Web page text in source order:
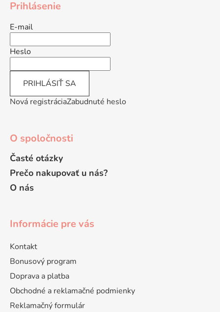
Prihlásenie
E-mail
Heslo
PRIHLÁSIŤ SA
Nová registráciaZabudnuté heslo
O spoločnosti
Časté otázky
Prečo nakupovať u nás?
O nás
Informácie pre vás
Kontakt
Bonusový program
Doprava a platba
Obchodné a reklamačné podmienky
Reklamačný formulár